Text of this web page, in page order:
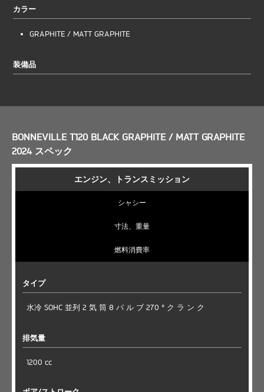
カラー
GRAPHITE / MATT GRAPHITE
装備品
BONNEVILLE T120 BLACK GRAPHITE / MATT GRAPHITE
2024 スペック
エンジン、トランスミッション
シャシー
寸法、重量
燃料消費率
タイプ
水冷 SOHC 並列 2 気 筒 8 バ ル ブ 270 ° ク ラ ン ク
排気量
1200 cc